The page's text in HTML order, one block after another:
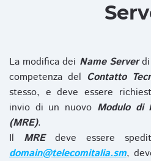
La modifica dei Name Serverdi
competenza del Contatto
stesso, e deve essere
invio di un nuovo Modulo di
(MRE).
Il MREdeve essere
domain@telecomitalia.sm,